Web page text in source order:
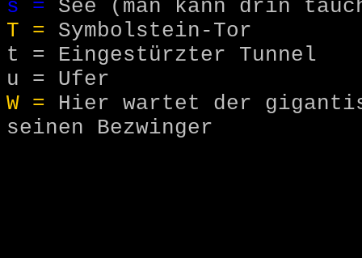
s = See (man kann drin
T = Symbolstein-Tor
t = Eingestürzter Tunnel
u = Ufer
W = Hier wartet der
seinen Bezwinger